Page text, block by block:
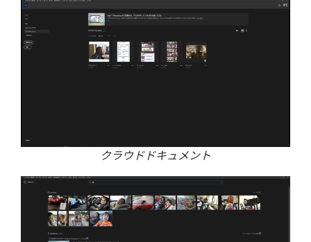
クラウドドキュメント